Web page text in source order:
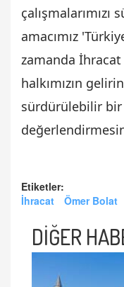
amacımız
zamanda İhracat
halkımızın
sürdürülebilir bir
Etiketler:
İhracat
Ömer Bolat
DİĞER